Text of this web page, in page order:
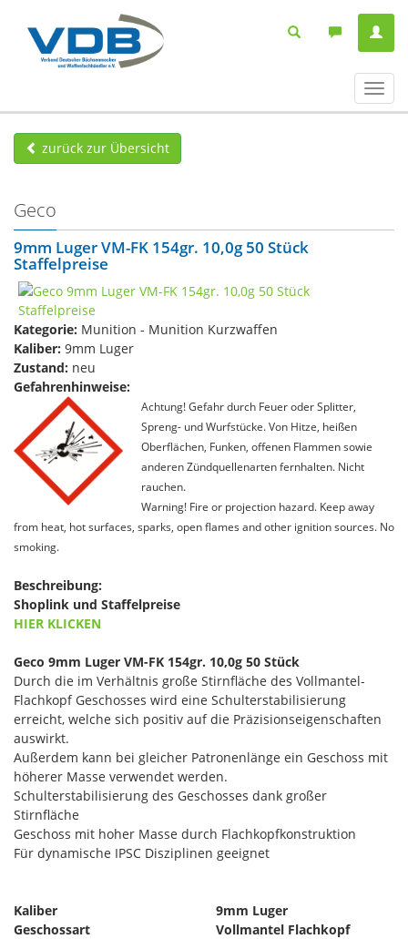
ein-/
zurück zur Übersicht
Geco
9mm Luger VM-FK 154gr. 10,0g 50 Stück
Staffelpreise
Kategorie: Munition - Munition Kurzwaffen
Kaliber: 9mm Luger
Zustand: neu
Gefahrenhinweise:
Achtung! Gefahr durch Feuer oder Splitter,
Spreng- und Wurfstücke. Von Hitze, heißen
Oberflächen, Funken, offenen Flammen sowie
anderen Zündquellenarten fernhalten. Nicht
rauchen.
Warning! Fire or projection hazard. Keep away
from heat, hot surfaces, sparks, open flames and other ignition sources. No
smoking.
Beschreibung:
Shoplink und Staffelpreise
HIER KLICKEN
Geco 9mm Luger VM-FK 154gr. 10,0g 50 Stück
Durch die im Verhältnis große Stirnfläche des Vollmantel-
Flachkopf Geschosses wird eine Schulterstabilisierung
erreicht, welche sich positiv auf die Präzisionseigenschaften
auswirkt.
Außerdem kann bei gleicher Patronenlänge ein Geschoss mit
höherer Masse verwendet werden.
Schulterstabilisierung des Geschosses dank großer
Stirnfläche
Geschoss mit hoher Masse durch Flachkopfkonstruktion
Für dynamische IPSC Disziplinen geeignet
Kaliber
9mm Luger
Geschossart
Vollmantel Flachkopf